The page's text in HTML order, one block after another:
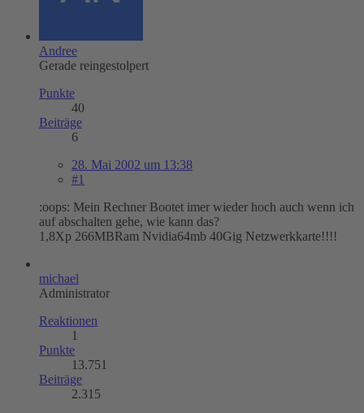
Andree
Gerade reingestolpert
Punkte
40
Beiträge
6
28. Mai 2002 um 13:38
#1
:oops: Mein Rechner Bootet imer wieder hoch auch wenn ich
auf abschalten gehe, wie kann das?
1,8Xp 266MBRam Nvidia64mb 40Gig Netzwerkkarte!!!!
michael
Administrator
Reaktionen
1
Punkte
13.751
Beiträge
2.315